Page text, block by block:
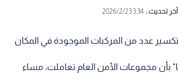
آخر تحديث :3:34 2026/2/23
عدد من المركبات الموجودة في المكان
بأن مجموعات الأمن العام تعاملت، مساء